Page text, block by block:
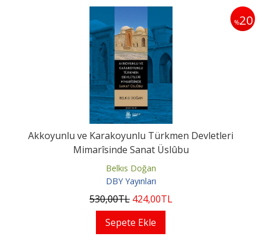
%20
Akkoyunlu ve Karakoyunlu Türkmen Devletleri
Mimarîsinde Sanat Üslûbu
Belkıs Doğan
DBY Yayınları
530,00TL 424,00TL
Sepete Ekle